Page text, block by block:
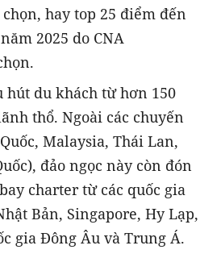
hay top 25 điểm đến
2025 do CNA
hút du khách từ hơn 150
thổ. Ngoài các chuyến
Malaysia, Thái Lan,
đảo ngọc này còn đón
charter từ các quốc gia
Bản, Singapore, Hy Lạp,
gia Đông Âu và Trung Á.